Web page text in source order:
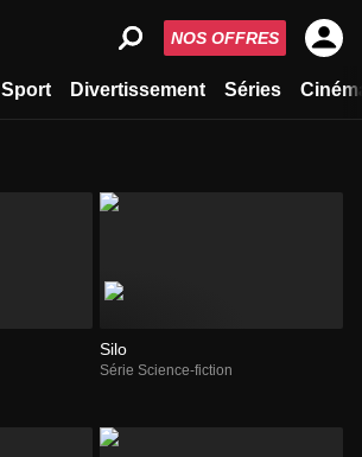
Sport Divertissement Séries
NOS OFFRES
Silo
Série Science-fiction